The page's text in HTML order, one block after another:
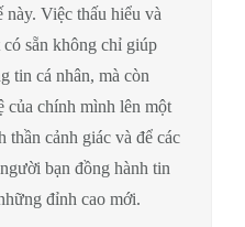
Việc thấu hiểu và
có sẵn không chỉ giúp
tin cá nhân, mà còn
của chính mình lên một
cảnh giác và để các
bạn đồng hành tin
đỉnh cao mới.